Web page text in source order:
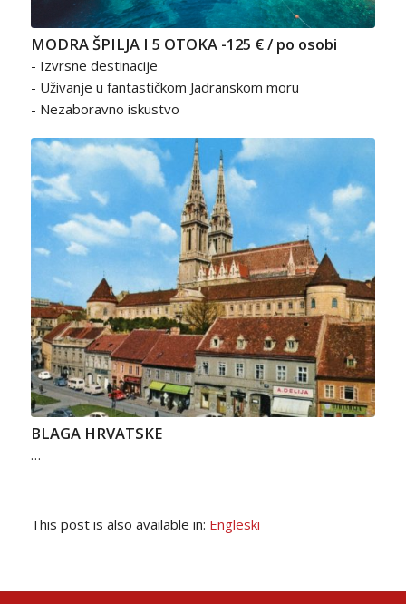
MODRA ŠPILJA I 5 OTOKA -125 € / po osobi
- Izvrsne destinacije
- Uživanje u fantastičkom Jadranskom moru
- Nezaboravno iskustvo
BLAGA HRVATSKE
…
This post is also available in: Engleski